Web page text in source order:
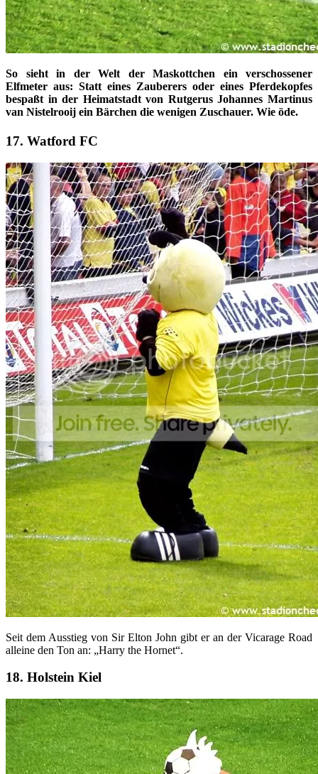
So sieht in der Welt der Maskottchen ein verschossener
Elfmeter aus: Statt eines Zauberers oder eines Pferdekopfes
bespaßt in der Heimatstadt von Rutgerus Johannes Martinus
van Nistelrooij ein Bärchen die wenigen Zuschauer. Wie öde.
17. Watford FC
Seit dem Ausstieg von Sir Elton John gibt er an der Vicarage Road
alleine den Ton an: „Harry the Hornet“.
18. Holstein Kiel